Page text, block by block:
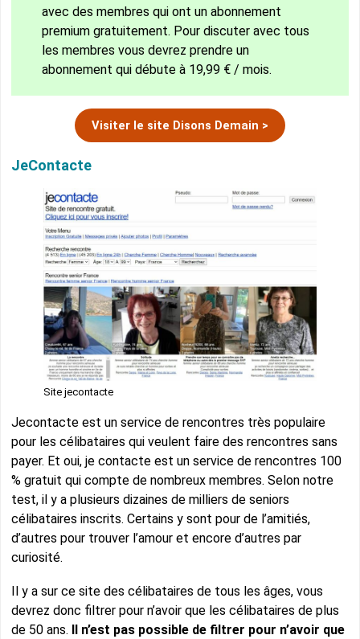
avec des membres qui ont un abonnement
premium gratuitement. Pour discuter avec tous
les membres vous devrez prendre un
abonnement qui débute à 19,99 € / mois.
Visiter le site Disons Demain >
JeContacte
Site jecontacte
Jecontacte est un service de rencontres très populaire
pour les célibataires qui veulent faire des rencontres sans
payer. Et oui, je contacte est un service de rencontres 100
% gratuit qui compte de nombreux membres. Selon notre
test, il y a plusieurs dizaines de milliers de seniors
célibataires inscrits. Certains y sont pour de l’amitiés,
d’autres pour trouver l’amour et encore d’autres par
curiosité.
Il y a sur ce site des célibataires de tous les âges, vous
devrez donc filtrer pour n’avoir que les célibataires de plus
de 50 ans. Il n’est pas possible de filtrer pour n’avoir que